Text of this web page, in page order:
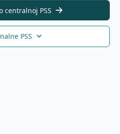
centralnoj PSS
PSS